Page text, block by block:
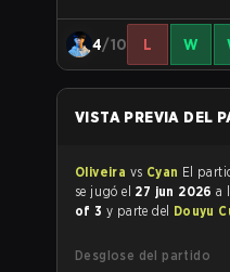
4/10 L W
VISTA PREVIA DEL
Oliveira vs Cyan
se jugó el 27 jun 2026a
of 3 y parte del Douyu
Desglose del partido